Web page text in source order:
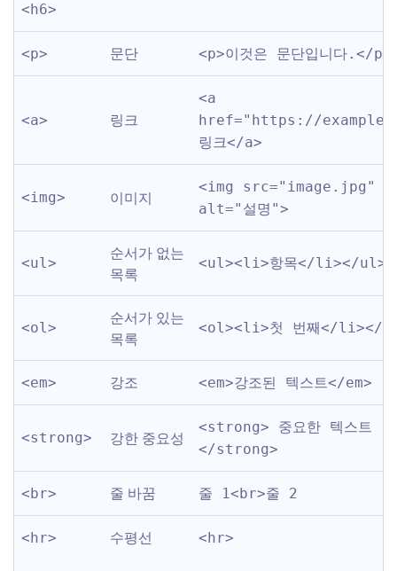
<h6>
<p> 문단 <p>이것은 문단입니다.</p>
<a> 링크
<a
href="https://
링크</a>
<img> 이미지
<img src="image.jpg"
alt="설명">
<ul>
순서가 없는
목록
<ul><li>항목</li></ul>
<ol>
순서가 있는
목록
<ol><li>첫 번째</li></
<em> 강조 <em>강조된 텍스트</em>
<strong> 강한 중요성
<strong> 중요한 텍스트
</strong>
<br> 줄 바꿈 줄 1<br>줄 2
<hr> 수평선 <hr>